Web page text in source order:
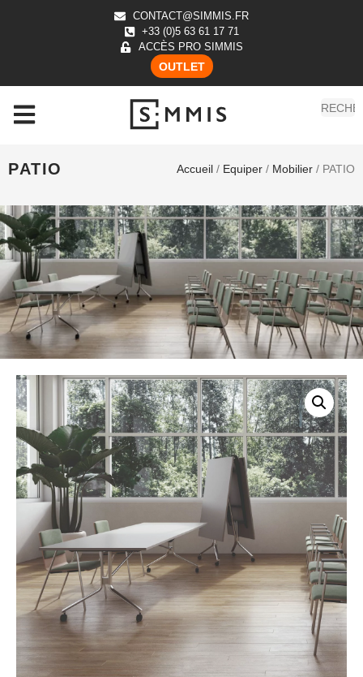
CONTACT@SIMMIS.FR
+33 (0)5 63 61 17 71
ACCÈS PRO SIMMIS
OUTLET
PATIO Accueil / Equiper / Mobilier / PATIO